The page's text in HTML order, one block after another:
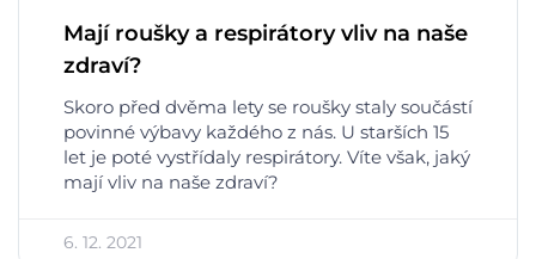
Mají roušky a respirátory vliv na naše
zdraví?
Skoro před dvěma lety se roušky staly součástí
povinné výbavy každého z nás. U starších 15
let je poté vystřídaly respirátory. Víte však, jaký
mají vliv na naše zdraví?
6. 12. 2021